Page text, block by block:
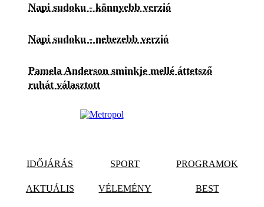
Napi sudoku - könnyebb verzió
Napi sudoku - nehezebb verzió
Pamela Anderson sminkje mellé áttetsző
ruhát választott
IDŐJÁRÁS SPORT PROGRAMOK
AKTUÁLIS VÉLEMÉNY BEST